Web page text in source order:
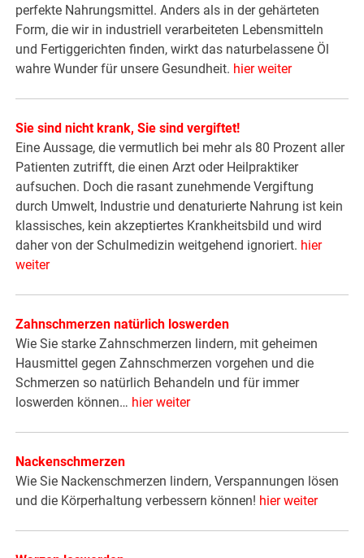
perfekte Nahrungsmittel. Anders als in der gehärteten
Form, die wir in industriell verarbeiteten Lebensmitteln
und Fertiggerichten finden, wirkt das naturbelassene Öl
wahre Wunder für unsere Gesundheit. hier weiter
Sie sind nicht krank, Sie sind vergiftet!
Eine Aussage, die vermutlich bei mehr als 80 Prozent aller
Patienten zutrifft, die einen Arzt oder Heilpraktiker
aufsuchen. Doch die rasant zunehmende Vergiftung
durch Umwelt, Industrie und denaturierte Nahrung ist kein
klassisches, kein akzeptiertes Krankheitsbild und wird
daher von der Schulmedizin weitgehend ignoriert. hier
weiter
Zahnschmerzen natürlich loswerden
Wie Sie starke Zahnschmerzen lindern, mit geheimen
Hausmittel gegen Zahnschmerzen vorgehen und die
Schmerzen so natürlich Behandeln und für immer
loswerden können… hier weiter
Nackenschmerzen
Wie Sie Nackenschmerzen lindern, Verspannungen lösen
und die Körperhaltung verbessern können! hier weiter